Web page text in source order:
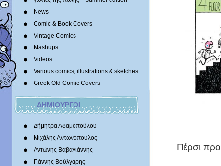
News
Comic & Book Covers
Vintage Comics
Mashups
Videos
Various comics, illustrations & sketches
Greek Old Comic Covers
ΔΗΜΙΟΥΡΓΟΙ
Δήμητρα Αδαμοπούλου
Μιχάλης Αντωνόπουλος
Αντώνης Βαβαγιάννης
Γιάννης Βούλγαρης
Πέρσι